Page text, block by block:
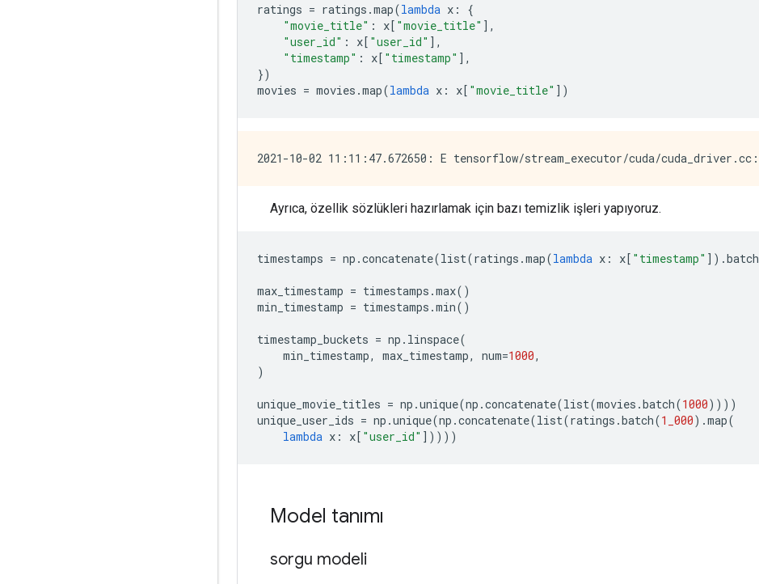
ratings = ratings .map(lambda x :
{
"movie_title" : x[ "movie_title" ],
"user_id" : x[ "user_id" ],
"timestamp" : x[ "timestamp" ],
})
movies = movies .map(lambda x : x[ "movie_title" ])
Ayrıca, özellik sözlükleri hazırlamak için bazı temizlik işleri yapıyoruz.
timestamps = np .concatenate(list(ratings .map(lambda x : x[ "timestamp" ]).batch
max_timestamp = timestamps .max()
min_timestamp = timestamps .min()
timestamp_buckets = np . linspace(
min_timestamp, max_timestamp, num=1000,
)
unique_movie_titles = np .unique(np .concatenate(list(movies .batch(1000))))
unique_user_ids = np .unique(np .concatenate(list(ratings .batch(1_000).map(
lambda x : x[ "user_id" ]))))
Model tanımı
sorgu modeli